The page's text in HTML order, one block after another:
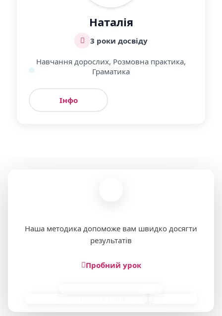
Наталія
3 роки досвіду
Навчання дорослих, Розмовна практика,
Граматика
Інфо
Наша методика допоможе вам швидко досягти
результатів
Пробний урок